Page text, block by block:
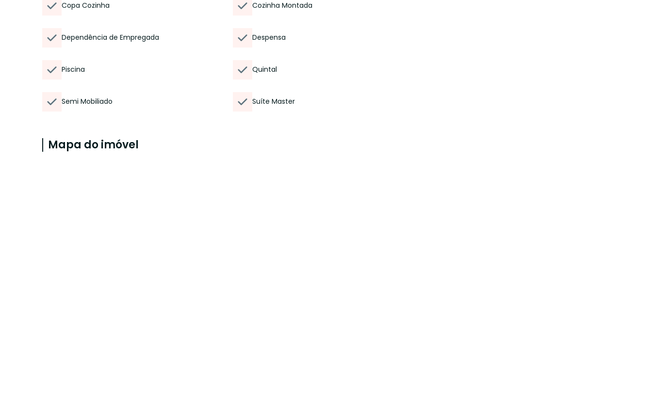
Copa Cozinha Cozinha Montada
Dependência de Empregada Despensa
Piscina Quintal
Semi Mobiliado Suíte Master
Mapa do imóvel